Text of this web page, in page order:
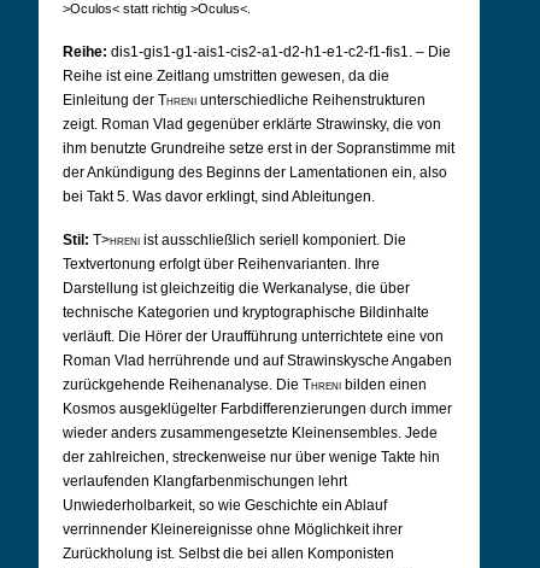
>Oculos< statt richtig >Oculus<.
Reihe: dis1-gis1-g1-ais1-cis2-a1-d2-h1-e1-c2-f1-fis1. – Die
Reihe ist eine Zeitlang umstritten gewesen, da die
Einleitung der Threni unterschiedliche Reihenstrukturen
zeigt. Roman Vlad gegenüber erklärte Strawinsky, die von
ihm benutzte Grundreihe setze erst in der Sopranstimme mit
der Ankündigung des Beginns der Lamentationen ein, also
bei Takt 5. Was davor erklingt, sind Ableitungen.
Stil: T>hreni ist ausschließlich seriell komponiert. Die
Textvertonung erfolgt über Reihenvarianten. Ihre
Darstellung ist gleichzeitig die Werkanalyse, die über
technische Kategorien und kryptographische Bildinhalte
verläuft. Die Hörer der Uraufführung unterrichtete eine von
Roman Vlad herrührende und auf Strawinskysche Angaben
zurückgehende Reihenanalyse. Die Threni bilden einen
Kosmos ausgeklügelter Farbdifferenzierungen durch immer
wieder anders zusammengesetzte Kleinensembles. Jede
der zahlreichen, streckenweise nur über wenige Takte hin
verlaufenden Klangfarbenmischungen lehrt
Unwiederholbarkeit, so wie Geschichte ein Ablauf
verrinnender Kleinereignisse ohne Möglichkeit ihrer
Zurückholung ist. Selbst die bei allen Komponisten